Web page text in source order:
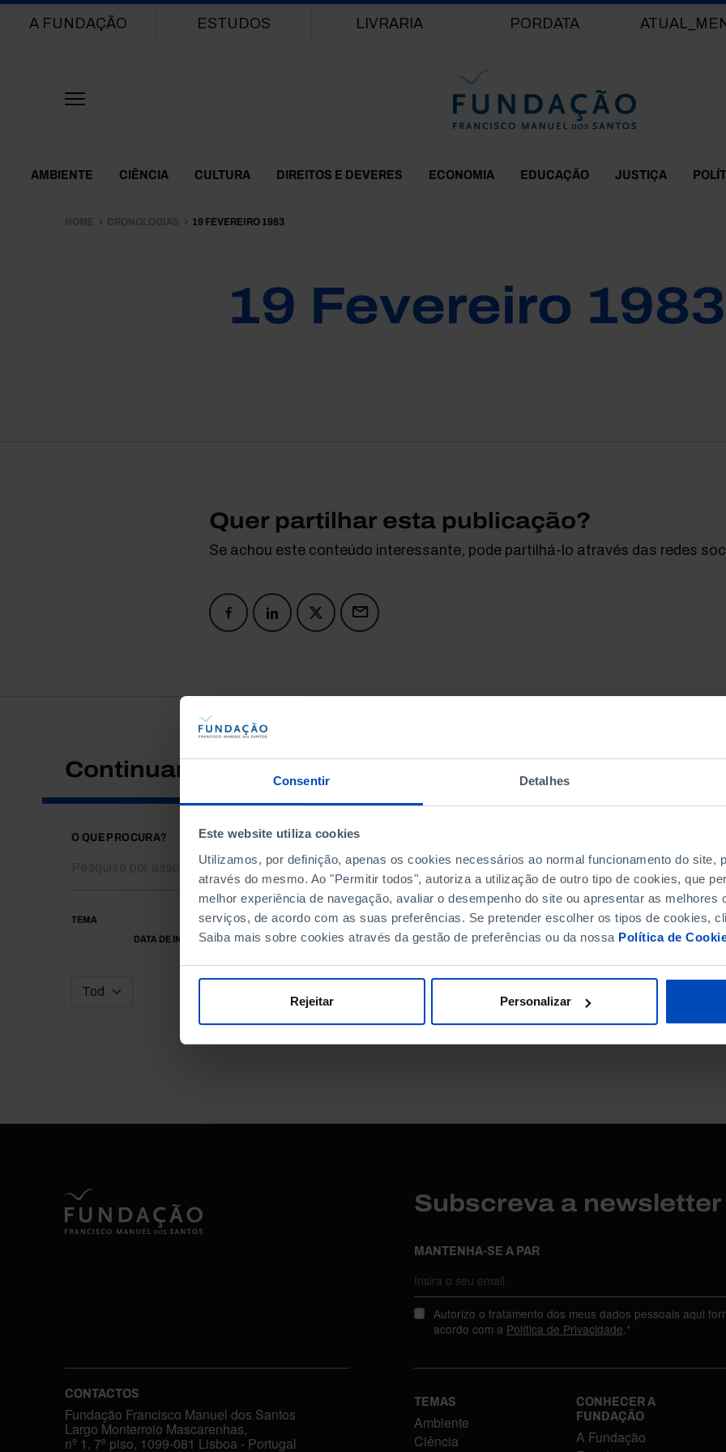
Consentir Detalhes
Este website utiliza cookies
Utilizamos, por definição, apenas os cookies necessários ao normal funcionamento do site,
através do mesmo. Ao "Permitir todos", autoriza a utilização de outro tipo de cookies, que
melhor experiência de navegação, avaliar o desempenho do site ou apresentar as melhores
serviços, de acordo com as suas preferências. Se pretender escolher os tipos de cookies,
Saiba mais sobre cookies através da gestão de preferências ou da nossa Política de
Rejeitar Personalizar
Main navigation
A FUNDAÇÃO ESTUDOS LIVRARIA PORDATA
Themes Menu
AMBIENTE CIÊNCIA CULTURA DIREITOS E DEVERES ECONOMIA EDUCAÇÃO JUSTIÇA
HOME CRONOLOGIAS 19 FEVEREIRO 1983
19 Fevereiro 1983
Quer partilhar esta publicação?
Se achou este conteúdo interessante, pode partilhá-lo através das redes
Continuar a pesquisar
O QUE PROCURA?
TEMA
DATA DE INÍCIO
DATA DE FIM
Subscreva a
MANTENHA-SE A PAR
Autorizo o tratamento dos meus dados pessoais aqui
acordo com a Política de Privacidade.*
CONTACTOS
Fundação Francisco Manuel dos Santos
Largo Monterroio Mascarenhas,
nº 1, 7º piso, 1099-081 Lisboa - Portugal
TEMAS
Ambiente
Ciência
CONHECER A
FUNDAÇÃO
A Fundação